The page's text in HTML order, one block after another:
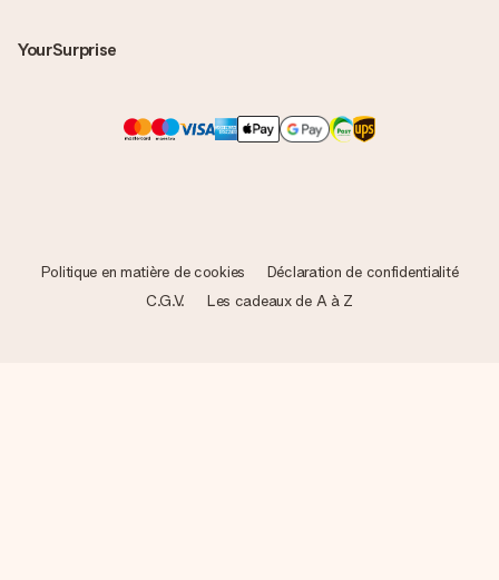
YourSurprise
Politique en matière de cookies
Déclaration de confidentialité
C.G.V.
Les cadeaux de A à Z